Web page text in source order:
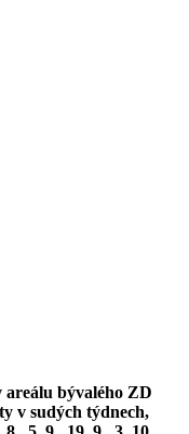
bývalého ZD
v sudých týdnech,